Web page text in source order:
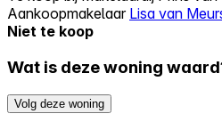
Aankoopmakelaar Lisa van
Niet te koop
Wat is deze woning
Volg deze woning